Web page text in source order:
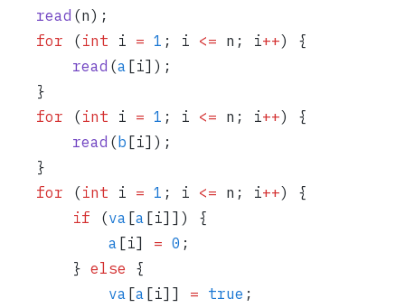
    read
(n);
    for
(int i = 1 ; i <= n; i++) {
        read
(a [i]);
    }
    for
(int i = 1 ; i <= n; i++) {
        read
(b [i]);
    }
    for
(int i = 1 ; i <= n; i++) {
        if
(va [a [i]]) {
            a
[i] = 0 ;
        }
else {
            va
[a [i]] = true ;